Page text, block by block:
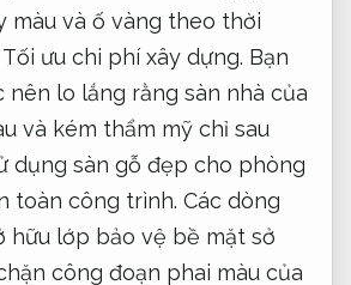
màu và ố vàng theo thời
Tối ưu chi phí xây dựng. Bạn
nên lo lắng rằng sàn nhà của
và kém thẩm mỹ chỉ sau
dụng sàn gỗ đẹp cho phòng
toàn công trình. Các dòng
hữu lớp bảo vệ bề mặt sở
công đoạn phai màu của